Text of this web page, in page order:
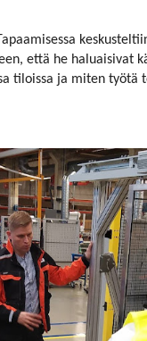
että he haluaisivat
tiloissa ja miten työtä